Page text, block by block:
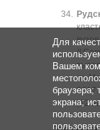
//
ст.
2017.
(12
Для
Вашем
браузера;
экрана;